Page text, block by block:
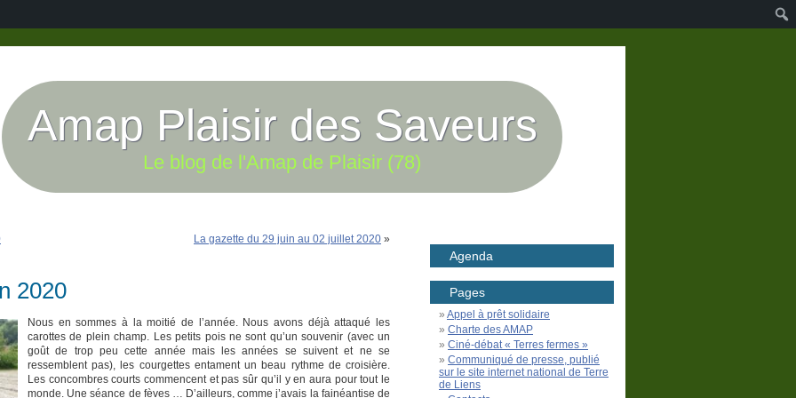
Amap Plaisir des Saveurs
Le blog de l'Amap de Plaisir (78)
La gazette du 29 juin au 02 juillet 2020 »
2020
Nous en sommes à la moitié de l’année. Nous avons déjà attaqué les
carottes de plein champ. Les petits pois ne sont qu’un souvenir (avec un
goût de trop peu cette année mais les années se suivent et ne se
ressemblent pas), les courgettes entament un beau rythme de croisière.
Les concombres courts commencent et pas sûr qu’il y en aura pour tout le
monde. Une séance de fèves … D’ailleurs, comme j’avais la fainéantise de
Agenda
Pages
Appel à prêt solidaire
Charte des AMAP
Ciné-débat « Terres fermes »
Communiqué de presse, publié
sur le site internet national de Terre
de Liens